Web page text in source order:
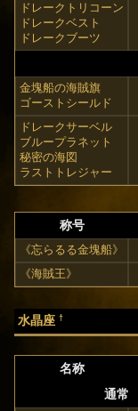
ドレークトリコーン
ドレークベスト
ドレークブーツ
金塊船の海賊旗
ゴーストシールド
ドレークサーベル
ブループラネット
秘密の海図
ラストトレジャー
称号
《忘らるる金塊船》
《海賊王》
水晶座 †
名称
通常